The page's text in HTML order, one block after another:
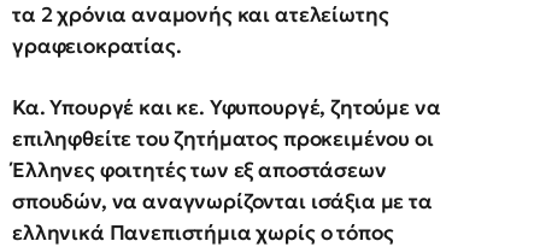
τα 2 χρόνια αναμονής και ατελείωτης
γραφειοκρατίας.
Κα. Υπουργέ και κε. Υφυπουργέ, ζητούμε να
επιληφθείτε του ζητήματος προκειμένου οι
Έλληνες φοιτητές των εξ αποστάσεων
σπουδών, να αναγνωρίζονται ισάξια με τα
ελληνικά Πανεπιστήμια χωρίς ο τόπος